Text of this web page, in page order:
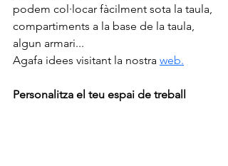
podem col·locar fàcilment sota la taula,
compartiments a la base de la taula,
algun armari...
Agafa idees visitant la nostra web.
Personalitza el teu espai de treball